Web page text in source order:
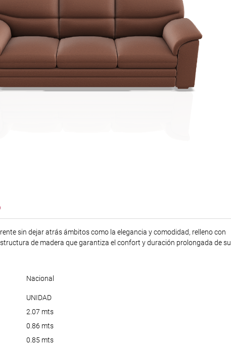
sin dejar atrás ámbitos como la elegancia y comodidad, relleno con
de madera que garantiza el confort y duración prolongada de su
Nacional
UNIDAD
2.07 mts
0.86 mts
0.85 mts
tapete